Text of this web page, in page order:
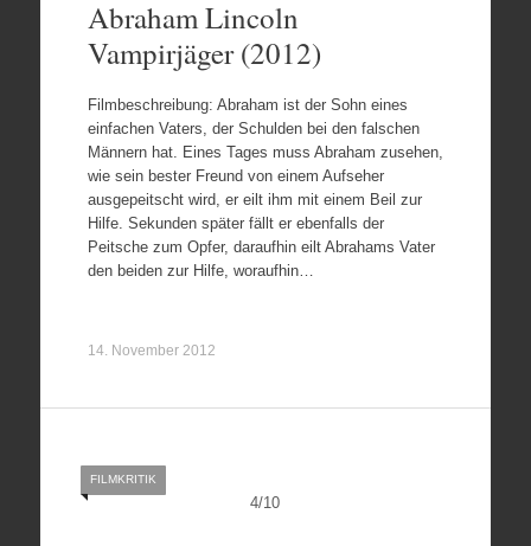
Abraham Lincoln
Vampirjäger (2012)
Filmbeschreibung: Abraham ist der Sohn eines
einfachen Vaters, der Schulden bei den falschen
Männern hat. Eines Tages muss Abraham zusehen,
wie sein bester Freund von einem Aufseher
ausgepeitscht wird, er eilt ihm mit einem Beil zur
Hilfe. Sekunden später fällt er ebenfalls der
Peitsche zum Opfer, daraufhin eilt Abrahams Vater
den beiden zur Hilfe, woraufhin…
14. November 2012
4/10
FILMKRITIK